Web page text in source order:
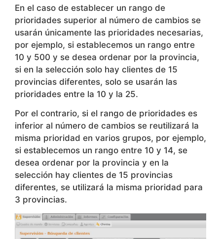
usarán únicamente las prioridades necesarias,
por ejemplo, si establecemos un rango entre
10 y 500 y se desea ordenar por la provincia,
si en la selección solo hay clientes de 15
provincias diferentes, solo se usarán las
prioridades entre la 10 y la 25.
Por el contrario, si el rango de prioridades es
inferior al número de cambios se reutilizará la
misma prioridad en varios grupos, por ejemplo,
si establecemos un rango entre 10 y 14, se
desea ordenar por la provincia y en la
selección hay clientes de 15 provincias
diferentes, se utilizará la misma prioridad para
3 provincias.